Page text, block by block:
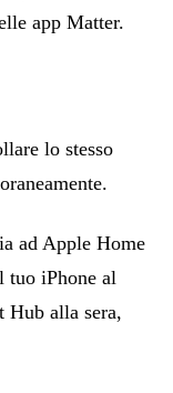
app Matter.
lo stesso
ad Apple Home
tuo iPhone al
Hub alla sera,